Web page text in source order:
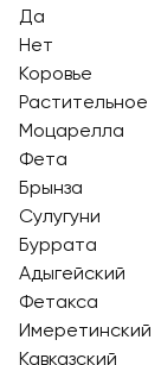
Да
Нет
Коровье
Растительное
Моцарелла
Фета
Брынза
Сулугуни
Буррата
Адыгейский
Фетакса
Имеретинский
Кавказский